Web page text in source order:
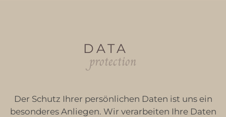
DATA
protection
Der Schutz Ihrer persönlichen Daten ist uns ein
besonderes Anliegen. Wir verarbeiten Ihre Daten